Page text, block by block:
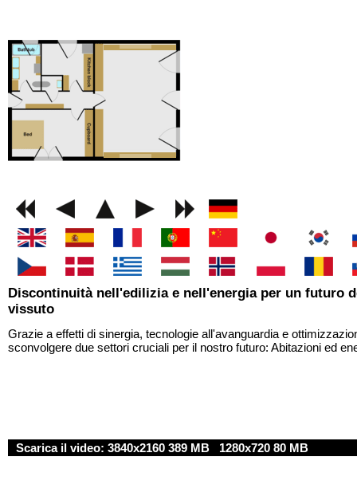
Discontinuità nell'edilizia e nell'energia per un futuro
vissuto
Grazie a effetti di sinergia, tecnologie all'avanguardia e
sconvolgere due settori cruciali per il nostro futuro: Abitazioni ed
Scarica il video: 3840x2160 389 MB 1280x720 80 MB